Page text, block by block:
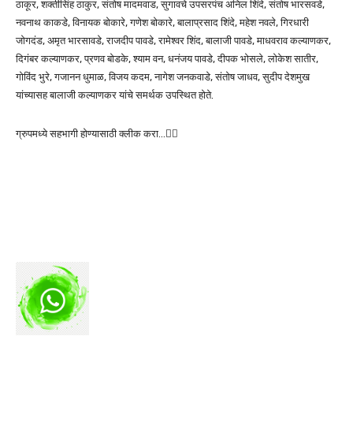
ठाकूर, शक्तीसिंह ठाकुर, संतोष मादमवाड, सुगावचे उपसरपंच अनिल शिंदे, संतोष भारसवडे,
नवनाथ काकडे, विनायक बोकारे, गणेश बोकारे, बालाप्रसाद शिंदे, महेश नवले, गिरधारी
जोगदंड, अमृत भारसावडे, राजदीप पावडे, रामेश्वर शिंद, बालाजी पावडे, माधवराव कल्याणकर,
दिगंबर कल्याणकर, प्रणव बोडके, श्याम वन, धनंजय पावडे, दीपक भोसले, लोकेश सातीर,
गोविंद भुरे, गजानन धुमाळ, विजय कदम, नागेश जनकवाडे, संतोष जाधव, सुदीप देशमुख
यांच्यासह बालाजी कल्याणकर यांचे समर्थक उपस्थित होते.
ग्रुपमध्ये सहभागी होण्यासाठी क्लीक करा…👆🏻